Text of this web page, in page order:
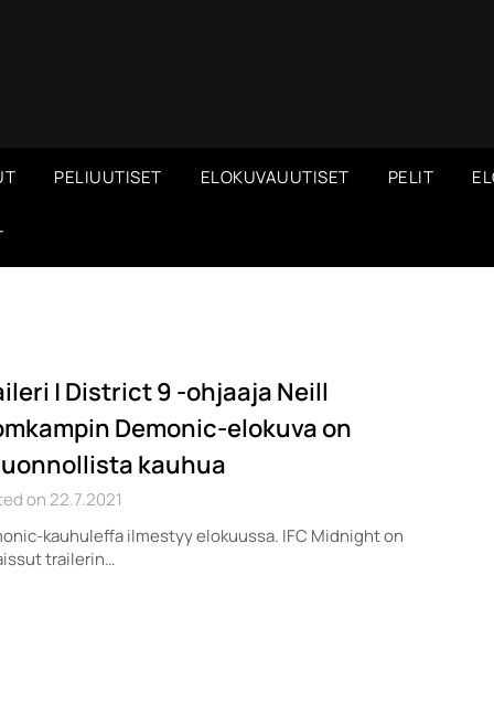
PELIUUTISET ELOKUVAUUTISET PELIT
| District 9 -ohjaaja Neill
Demonic-elokuva on
kauhua
on 22.7.2021
kauhuleffa ilmestyy elokuussa. IFC Midnight on
trailerin…